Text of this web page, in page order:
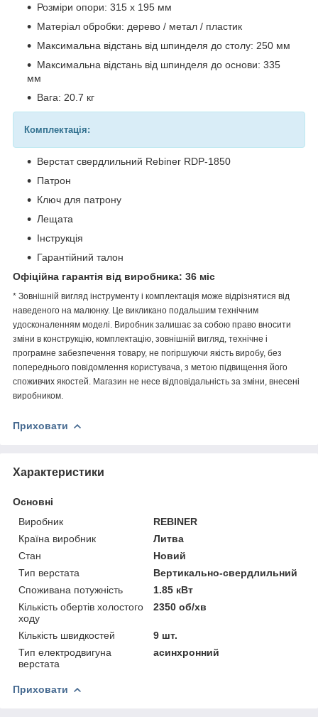
Розміри опори: 315 х 195 мм
Матеріал обробки: дерево / метал / пластик
Максимальна відстань від шпинделя до столу: 250 мм
Максимальна відстань від шпинделя до основи: 335
мм
Вага: 20.7 кг
Комплектація:
Верстат свердлильний Rebiner RDP-1850
Патрон
Ключ для патрону
Лещата
Інструкція
Гарантійний талон
Офіційна гарантія від виробника: 36 міс
* Зовнішній вигляд інструменту і комплектація може відрізнятися від
наведеного на малюнку. Це викликано подальшим технічним
удосконаленням моделі. Виробник залишає за собою право вносити
зміни в конструкцію, комплектацію, зовнішній вигляд, технічне і
програмне забезпечення товару, не погіршуючи якість виробу, без
попереднього повідомлення користувача, з метою підвищення його
споживчих якостей. Магазин не несе відповідальність за зміни, внесені
виробником.
Приховати
Характеристики
Основні
Виробник
REBINER
Країна виробник
Литва
Стан
Новий
Тип верстата
Вертикально-свердлильний
Споживана потужність
1.85 кВт
Кількість обертів холостого
ходу
2350 об/хв
Кількість швидкостей
9 шт.
Тип електродвигуна
верстата
асинхронний
Приховати